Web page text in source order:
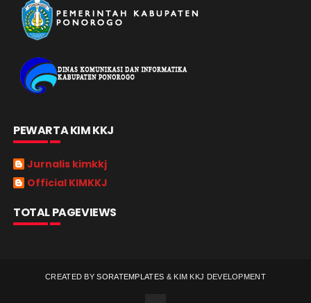
PEWARTA KIM KKJ
Jurnalis kimkkj
Official KIMKKJ
TOTAL PAGEVIEWS
CREATED BYSORATEMPLATES & KIM KKJ DEVELOPMENT